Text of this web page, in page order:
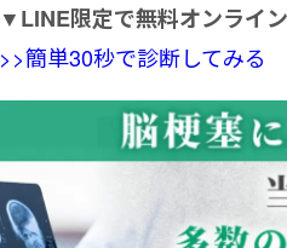
▼LINE限定で無料オンライ
>>簡単30秒で診断してみる